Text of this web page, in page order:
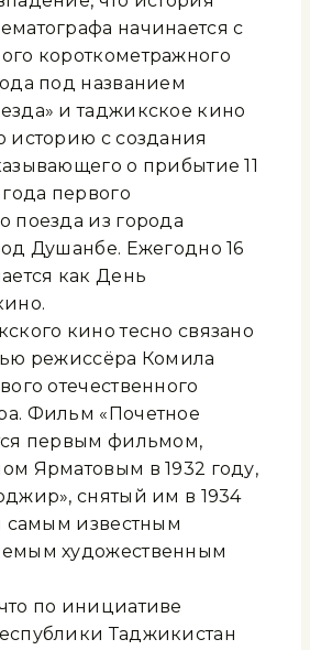
начинается с
короткометражного
под названием
и таджикское кино
историю с создания
о прибытие 11
первого
поезда из города
Душанбе. Ежегодно 16
как День
кино тесно связано
режиссёра Комила
отечественного
Фильм «Почетное
первым фильмом,
Ярматовым в 1932 году,
снятый им в 1934
самым известным
художественным
по инициативе
Таджикистан